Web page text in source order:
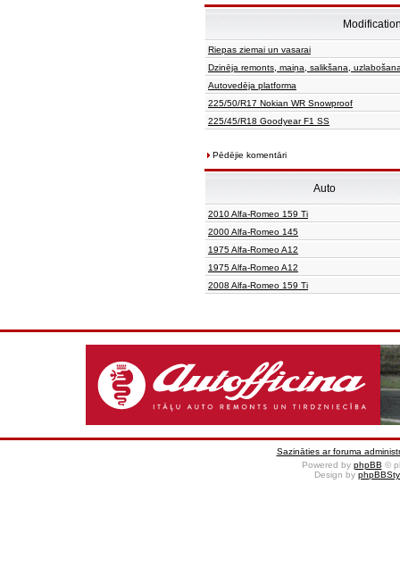
Riepas ziemai un vasarai
Dzinēja remonts, maiņa, salikšana,
Autovedēja platforma
225/50/R17 Nokian WR Snowproof
225/45/R18 Goodyear F1 SS
Pēdējie komentāri
Auto
2010 Alfa-Romeo 159 Ti
2000 Alfa-Romeo 145
1975 Alfa-Romeo A12
1975 Alfa-Romeo A12
2008 Alfa-Romeo 159 Ti
Sazināties ar foruma
Powered by phpBB ©
Design by